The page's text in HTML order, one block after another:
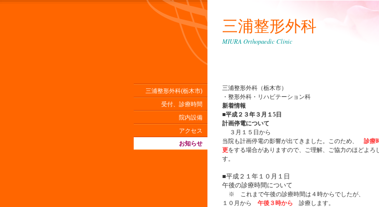
三浦整形外科
MIURA Orthopaedic Clinic
三浦整形外科(栃木市)
受付、診療時間
院内設備
アクセス
お知らせ
三浦整形外科（栃木市）
・整形外科・リハビテーション科
新着情報
■平成２３年３月１5日
計画停電について
３月１５日から
当院も計画停電の影響が出てきました。このため、 診療
更をする場合がありますので、ご理解、ご協力のほどよろ
す。
■平成２１年１０月１日
午後の診療時間について
※ これまで午後の診療時間は４時からでしたが、
１０月から 午後３時から 診療します。